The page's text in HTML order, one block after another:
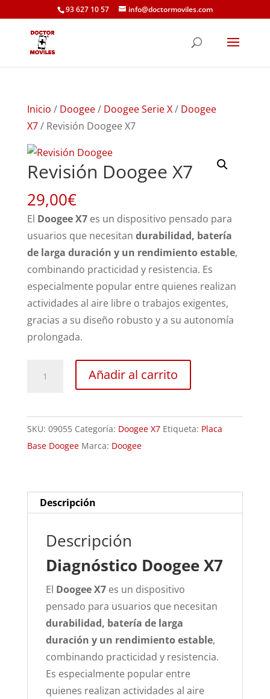
93 627 10 57 info@doctormoviles.com
Inicio / Doogee/ Doogee Serie X/ Doogee
X7/ Revisión Doogee X7
Revisión Doogee X7
29,00€
El Doogee X7es un dispositivo pensado para
usuarios que necesitan durabilidad, batería
de larga duración y un rendimiento estable,
combinando practicidad y resistencia. Es
especialmente popular entre quienes realizan
actividades al aire libre o trabajos exigentes,
gracias a su diseño robusto y a su autonomía
prolongada.
cantidad
Añadir al carrito
SKU: 09055 Categoría: Doogee X7 Etiqueta: Placa
Base Doogee Marca: Doogee
Descripción
Descripción
Diagnóstico Doogee X7
El Doogee X7es un dispositivo
pensado para usuarios que necesitan
durabilidad, batería de larga
duración y un rendimiento estable,
combinando practicidad y resistencia.
Es especialmente popular entre
quienes realizan actividades al aire